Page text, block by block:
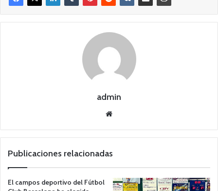
admin
we
Publicaciones relacionadas
El campos deportivo del Fútbol